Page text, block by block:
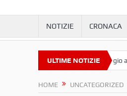
NOTIZIE CRONACA
ULTIME NOTIZIE
a Camucia? Omaggio a
HOME UNCATEGORIZED